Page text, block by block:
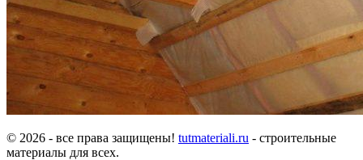
© 2026 - все права защищены! tutmateriali.ru - строительные
материалы для всех.